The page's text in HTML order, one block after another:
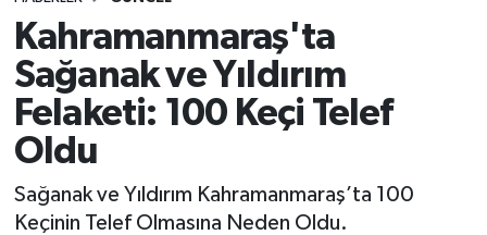
Kahramanmaraş'ta
Sağanak ve Yıldırım
Felaketi: 100 Keçi Telef
Oldu
Sağanak ve Yıldırım Kahramanmaraş’ta 100
Keçinin Telef Olmasına Neden Oldu.
EKONOMİ
SPOR
YAŞAM
TEKNOLOJİ
Kahramanmaraş Namaz Vakitleri
Trafik Durumu
Süper Lig Puan Durumu ve Fikstür
Tüm Manşetler